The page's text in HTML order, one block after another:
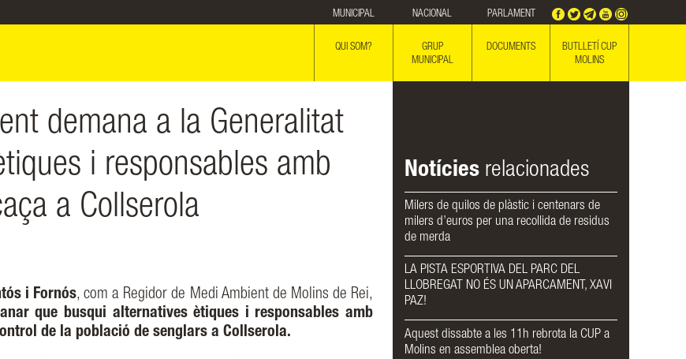
MUNICIPAL NACIONAL PARLAMENT
QUI SOM?
GRUP
MUNICIPAL
DOCUMENTS
BUTLLETÍ CUP
MOLINS
demana a la Generalitat
i responsables amb
a Collserola
i Fornós, com a Regidor de Medi Ambient de Molins de Rei,
que busqui alternatives ètiques i responsables amb
de la població de senglars a Collserola.
Notícies relacionades
Milers de quilos de plàstic i centenars de
milers d’euros per una recollida de residus
de merda
LA PISTA ESPORTIVA DEL PARC DEL
LLOBREGAT NO ÉS UN APARCAMENT, XAVI
PAZ!
Aquest dissabte a les 11h rebrota la CUP a
Molins en assemblea oberta!